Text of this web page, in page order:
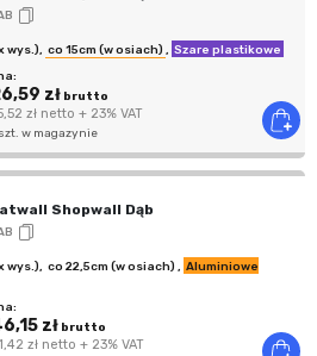
wys.), co 15cm (w osiach) , Szare plastikowe
złbrutto
złnetto + 23% VAT
w magazynie
Shopwall Dąb
wys.), co 22,5cm (w osiach) , Aluminiowe
złbrutto
złnetto + 23% VAT